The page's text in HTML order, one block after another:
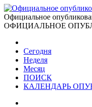
Официальное
ОФИЦИАЛЬНОЕ
Сегодня
Неделя
Месяц
ПОИСК
КАЛЕНДАРЬ